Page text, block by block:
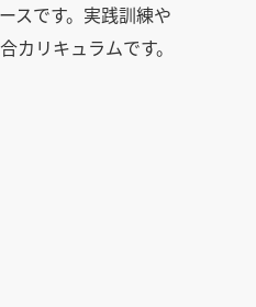
スです。実践訓練や
リキュラムです。